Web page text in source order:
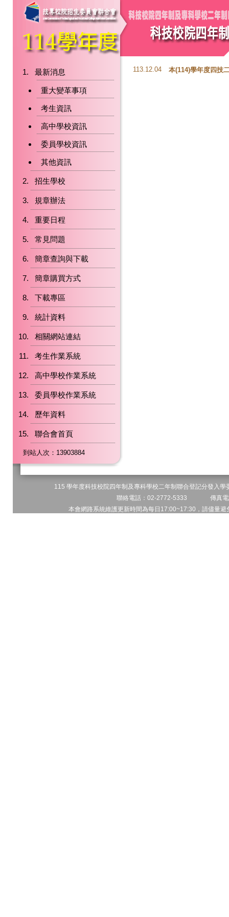
最新消息
重大變革事項
考生資訊
高中學校資訊
委員學校資訊
其他資訊
招生學校
規章辦法
重要日程
常見問題
簡章查詢與下載
簡章購買方式
下載專區
統計資料
相關網站連結
考生作業系統
高中學校作業系統
委員學校作業系統
歷年資料
聯合會首頁
到站人次：13903884
113.12.04 本(114)學年度四技
115 學年度科技校院四年制及專科學校二年制聯合登記分發
聯絡電話：02-2772-5333 傳真
本會網路系統維護更新時間為每日17:00~17:30，請儘量